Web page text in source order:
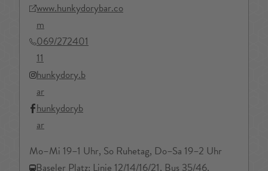
www.hunkydorybar.co
m
069/272401
11
hunkydory.b
ar
hunkydoryb
ar
Mo–Mi 19–1 Uhr, So Ruhetag, Do–Sa 19–2 Uhr
Baseler Platz: Linie 12/14/16/21, Bus 35/46,